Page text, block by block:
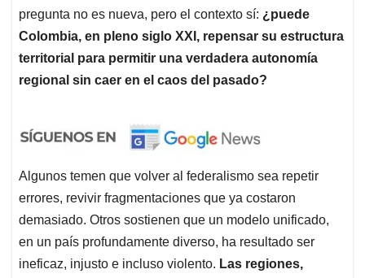
pregunta no es nueva, pero el contexto sí: ¿puede
Colombia, en pleno siglo XXI, repensar su estructura
territorial para permitir una verdadera autonomía
regional sin caer en el caos del pasado?
Algunos temen que volver al federalismo sea repetir
errores, revivir fragmentaciones que ya costaron
demasiado. Otros sostienen que un modelo unificado,
en un país profundamente diverso, ha resultado ser
ineficaz, injusto e incluso violento. Las regiones,